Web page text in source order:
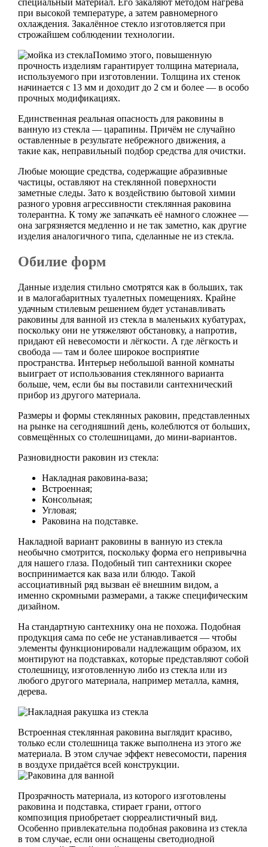
при высокой температуре, а затем равномерного
охлаждения. Закалённое стекло изготовляется при
строжайшем соблюдении технологии.
Помимо этого, повышенную
прочность изделиям гарантирует толщина материала,
используемого при изготовлении. Толщина их стенок
начинается с 13 мм и доходит до 2 см и более — в особо
прочных модификациях.
Единственная реальная опасность для раковины в
ванную из стекла — царапины. Причём не случайно
оставленные в результате небрежного движения, а
такие как, неправильный подбор средства для очистки.
Любые моющие средства, содержащие абразивные
частицы, оставляют на стеклянной поверхности
заметные следы. Зато к воздействию бытовой химии
разного уровня агрессивности стеклянная раковина
толерантна. К тому же запачкать её намного сложнее —
она загрязняется медленно и не так заметно, как другие
изделия аналогичного типа, сделанные не из стекла.
Обилие форм
Данные изделия стильно смотрятся как в больших, так
и в малогабаритных туалетных помещениях. Крайне
удачным стилевым решением будет устанавливать
раковины для ванной из стекла в маленьких кубатурах,
поскольку они не утяжеляют обстановку, а напротив,
придают ей невесомости и лёгкости. А где лёгкость и
свобода — там и более широкое восприятие
пространства. Интерьер небольшой ванной комнаты
выиграет от использования стеклянного варианта
больше, чем, если бы вы поставили сантехнический
прибор из другого материала.
Размеры и формы стеклянных раковин, представленных
на рынке на сегодняшний день, колеблются от больших,
совмещённых со столешницами, до мини-вариантов.
Разновидности раковин из стекла:
Накладная раковина-ваза;
Встроенная;
Консольная;
Угловая;
Раковина на подставке.
Накладной вариант раковины в ванную из стекла
необычно смотрится, поскольку форма его непривычна
для нашего глаза. Подобный тип сантехники скорее
воспринимается как ваза или блюдо. Такой
ассоциативный ряд вызван её внешним видом, а
именно скромными размерами, а также специфическим
дизайном.
На стандартную сантехнику она не похожа. Подобная
продукция сама по себе не устанавливается — чтобы
элементы функционировали надлежащим образом, их
монтируют на подставках, которые представляют собой
столешницу, изготовленную либо из стекла или из
любого другого материала, например металла, камня,
дерева.
Встроенная стеклянная раковина выглядит красиво,
только если столешница также выполнена из этого же
материала. В этом случае эффект невесомости, парения
в воздухе придаётся всей конструкции.
Прозрачность материала, из которого изготовлены
раковина и подставка, стирает грани, оттого
композиция приобретает сюрреалистичный вид.
Особенно привлекательна подобная раковина из стекла
в том случае, если они оснащены светодиодной